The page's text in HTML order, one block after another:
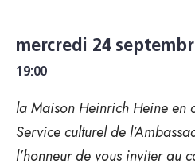
mercredi 24
19:00
la Maison Heinrich Heine en
Service culturel de
l’honneur de vous inviter au